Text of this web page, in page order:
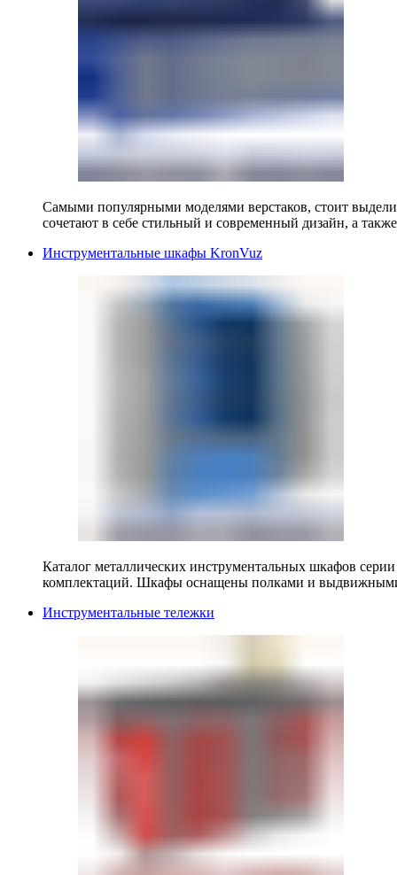
Самыми популярными моделями верстаков, стоит
сочетают в себе стильный и современный дизайн, а
Инструментальные шкафы KronVuz
Каталог металлических инструментальных шкафов
комплектаций. Шкафы оснащены полками и
Инструментальные тележки